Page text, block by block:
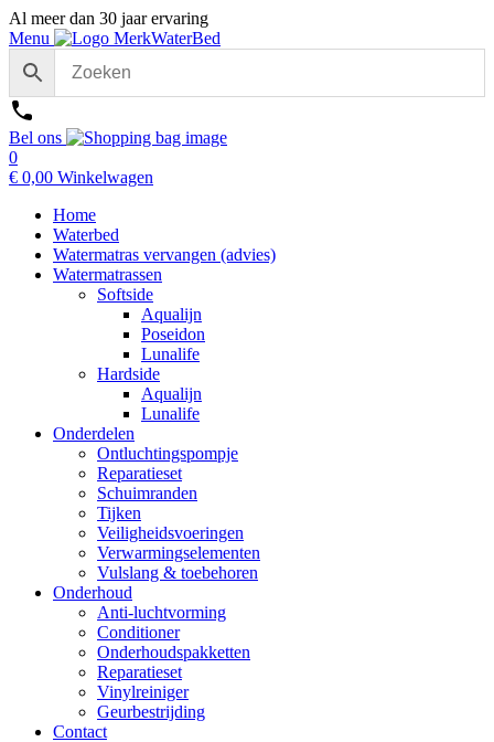
Al meer dan 30 jaar ervaring
Menu
Bel ons
0
€ 0,00 Winkelwagen
Home
Waterbed
Watermatras vervangen (advies)
Watermatrassen
Softside
Aqualijn
Poseidon
Lunalife
Hardside
Aqualijn
Lunalife
Onderdelen
Ontluchtingspompje
Reparatieset
Schuimranden
Tijken
Veiligheidsvoeringen
Verwarmingselementen
Vulslang & toebehoren
Onderhoud
Anti-luchtvorming
Conditioner
Onderhoudspakketten
Reparatieset
Vinylreiniger
Geurbestrijding
Contact